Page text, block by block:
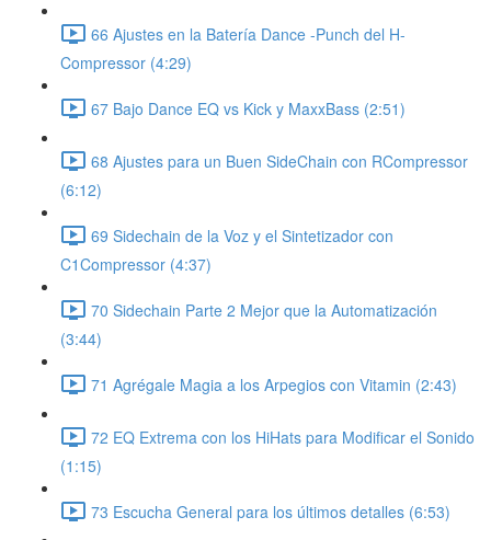
66 Ajustes en la Batería Dance -Punch del H-
Compressor (4:29)
67 Bajo Dance EQ vs Kick y MaxxBass (2:51)
68 Ajustes para un Buen SideChain con RCompressor
(6:12)
69 Sidechain de la Voz y el Sintetizador con
C1Compressor (4:37)
70 Sidechain Parte 2 Mejor que la Automatización
(3:44)
71 Agrégale Magia a los Arpegios con Vitamin (2:43)
72 EQ Extrema con los HiHats para Modificar el Sonido
(1:15)
73 Escucha General para los últimos detalles (6:53)